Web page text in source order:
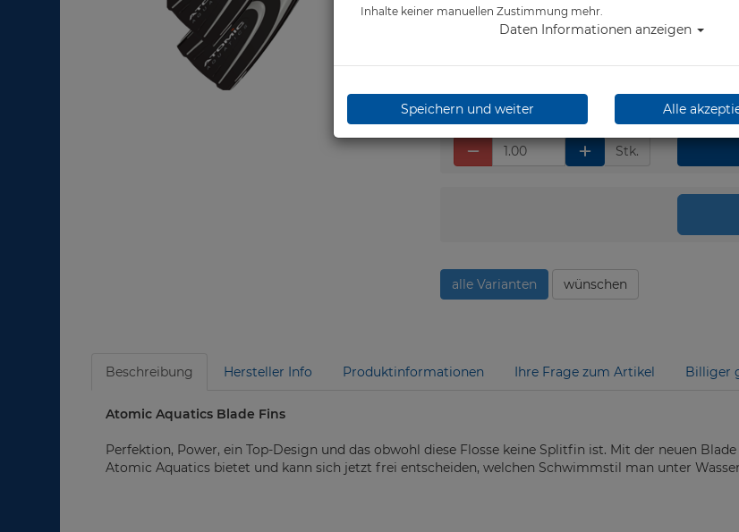
Lieferbar in bitte telef.
Stk.
alle Varianten wünschen
Beschreibung Hersteller Info Produktinformationen Ihre Frage zum Artikel Billiger
Atomic Aquatics Blade Fins
Perfektion, Power, ein Top-Design und das obwohl diese Flosse keine Splitfin ist. Mit der neuen
Atomic Aquatics bietet und kann sich jetzt frei entscheiden, welchen Schwimmstil man unter
Inhalte keiner manuellen Zustimmung mehr.
Daten Informationen anzeigen
Speichern und weiter Alle